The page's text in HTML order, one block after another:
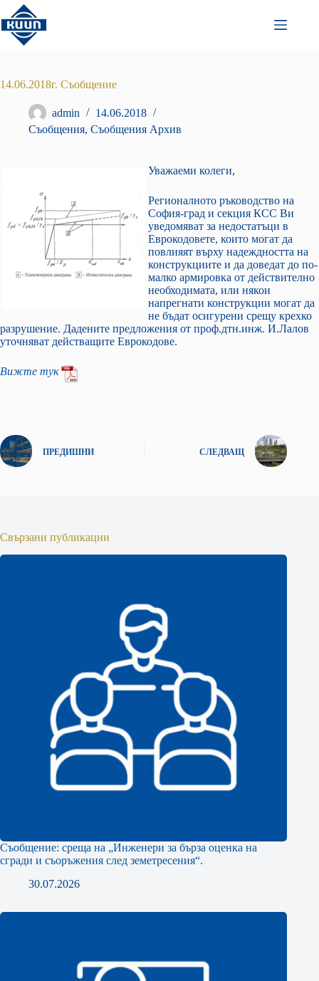
Преминаване
към
съдържанието
14.06.2018г. Съобщение
admin
14.06.2018
Съобщения, Съобщения Архив
Уважаеми колеги,
Регионалното ръководство на
София-град и секция КСС Ви
уведомяват за недостатъци в
Еврокодовете, които могат да
повлияят върху надеждността на
конструкциите и да доведат до по-
малко армировка от действително
необходимата, или някои
напрегнати конструкции могат да
не бъдат осигурени срещу крехко
разрушение. Дадените предложения от проф.дтн.инж. И.Лалов
уточняват действащите Еврокодове.
Вижте тук
ПРЕДИШНИ СЛЕДВАЩ
Свързани публикации
Съобщение: среща на „Инженери за бърза оценка на
сгради и съоръжения след земетресения“.
30.07.2026